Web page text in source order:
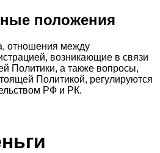
положения
отношения между
возникающие в связи
Политики, а также вопросы,
Политикой, регулируются
РФ и РК.